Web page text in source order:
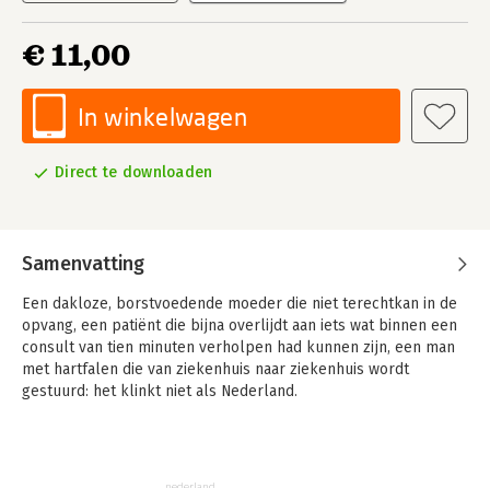
€ 11,00
In winkelwagen
Direct te downloaden
Samenvatting
Een dakloze, borstvoedende moeder die niet terechtkan in de
opvang, een patiënt die bijna overlijdt aan iets wat binnen een
consult van tien minuten verholpen had kunnen zijn, een man
met hartfalen die van ziekenhuis naar ziekenhuis wordt
gestuurd: het klinkt niet als Nederland.